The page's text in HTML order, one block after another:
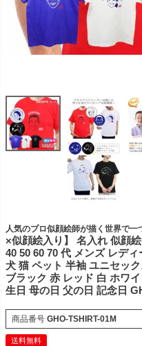
人気のプロ似顔絵師が描く世界で一
×似顔絵入り】 名入れ 似顔
40 50 60 70 代 メンズ レデ
犬 猫 ペット 半袖 ユニセッ
ブラック 赤 レッド 白 ホワ
生日 母の日 父の日 記念日
商品番号 GHO-TSHIRT-01M
送料無料